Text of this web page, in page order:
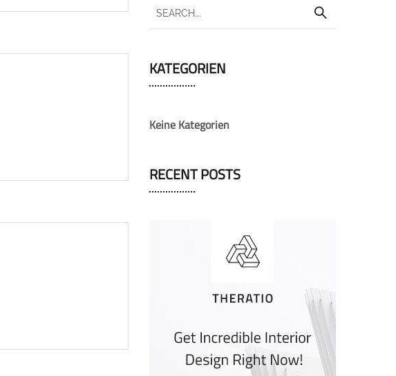
KATEGORIEN
Keine Kategorien
RECENT POSTS